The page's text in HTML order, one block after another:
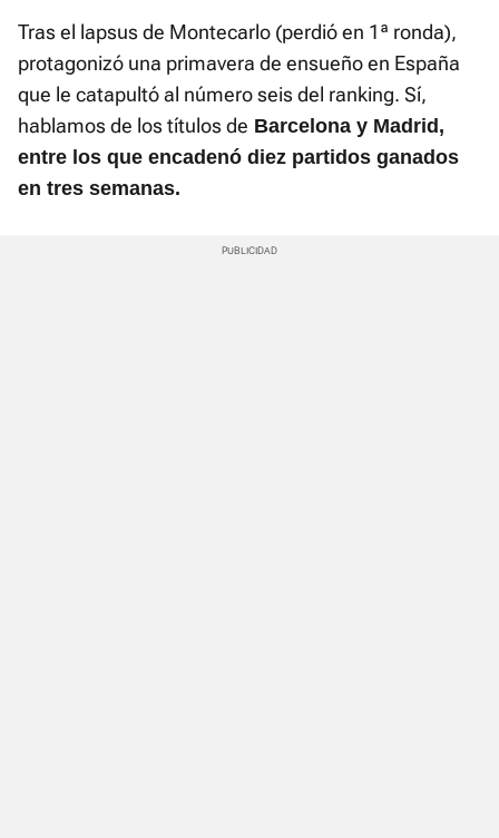
Tras el lapsus de Montecarlo (perdió en 1ª ronda),
protagonizó una primavera de ensueño en España
que le catapultó al número seis del ranking. Sí,
hablamos de los títulos de Barcelona y Madrid,
entre los que encadenó diez partidos ganados
en tres semanas.